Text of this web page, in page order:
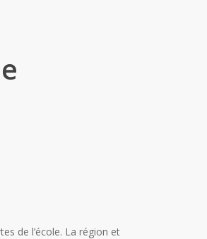
de l’école. La région et